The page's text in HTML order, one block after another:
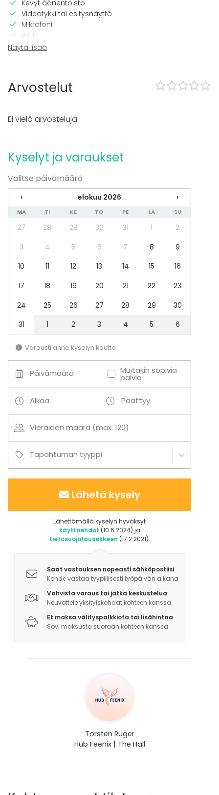
Kevyt äänentoisto
Videotykki tai esitysnäyttö
Mikrofoni
Wi-Fi
Tulostin
Esteetön tila
Fläppi- / Valkotaulu
Tapahtumatyypit
Häät
Saunailta
Kokous
Messut
Virkistystilaisuus
Elämys / aktiviteetti
Pikkujoulut
Kartano / Huvila
Teollisuusrakennus
Harrastetila
Näytä lisää
Arvostelut
Ei vielä arvosteluja.
Kyselyt ja varaukset
Valitse päivämäärä
‹ elokuu 2026 ›
MA TI KE TO PE LA SU
27 28 29 30 31 1
2
3
4 5 6 7 8
9
10
11 12 13 14 15
16
17
18 19 20 21 22
23
24
25 26 27 28 29
30
31
1 2 3 4 5 6
Varaustilanne kyselyn kautta
Päivämäärä Muitakin sopivia
päiviä
Alkaa Päättyy
Vieraiden määrä (max. 120)
Tapahtuman tyyppi
Lähetä kysely
Lähettämällä kyselyn hyväksyt
käyttöehdot (10.6.2024) ja
tietosuojalausekkeen (17.2.2021).
Saat vastauksen nopeasti sähköpostiisi
Kohde vastaa tyypillisesti työpäivän aikana
Vahvista varaus tai jatka keskustelua
Neuvottele yksityiskohdat kohteen kanssa
Et maksa välityspalkkiota tai lisähintaa
Sovi maksusta suoraan kohteen kanssa
Torsten Ruger
Hub Feenix | The Hall